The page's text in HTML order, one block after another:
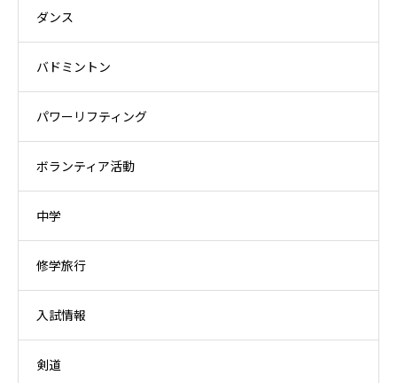
ダンス
バドミントン
パワーリフティング
ボランティア活動
中学
修学旅行
入試情報
剣道